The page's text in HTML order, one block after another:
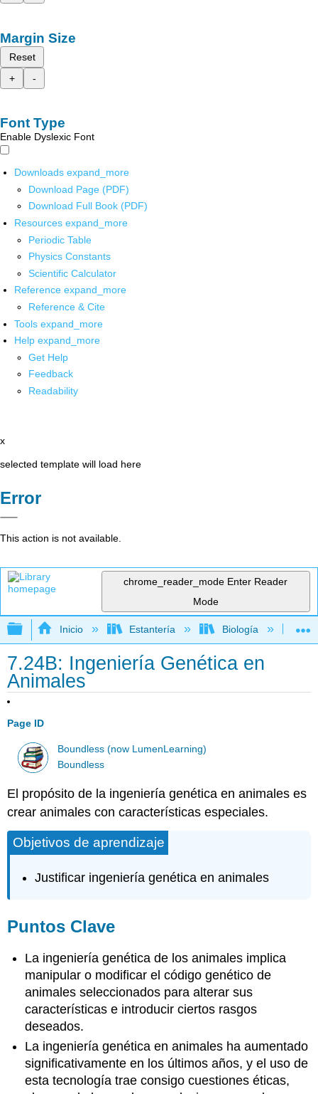
Margin Size
Reset
+
-
Font Type
Enable Dyslexic Font
Downloads expand_more
Download Page (PDF)
Download Full Book (PDF)
Resources expand_more
Periodic Table
Physics Constants
Scientific Calculator
Reference expand_more
Reference & Cite
Tools expand_more
Help expand_more
Get Help
Feedback
Readability
x
selected template will load here
Error
This action is not available.
chrome_reader_mode Enter Reader
Mode
Expandir/contraer jerarquía global
Inicio Estantería Biología
7.24B: Ingeniería Genética en
Animales
Page ID
Boundless (now LumenLearning)
Boundless
El propósito de la ingeniería genética en animales es
crear animales con características especiales.
Objetivos de aprendizaje
Justificar ingeniería genética en animales
Puntos Clave
La ingeniería genética de los animales implica
manipular o modificar el código genético de
animales seleccionados para alterar sus
características e introducir ciertos rasgos
deseados.
La ingeniería genética en animales ha aumentado
significativamente en los últimos años, y el uso de
esta tecnología trae consigo cuestiones éticas,